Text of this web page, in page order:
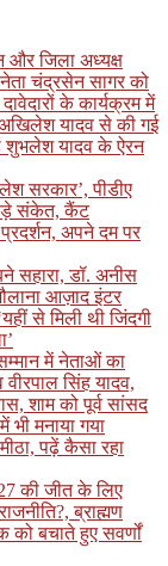
और जिला अध्यक्ष
चंद्रसेन सागर को
के कार्यक्रम में
यादव से की गई
शुभलेश यादव के ऐरन
सरकार’, पीडीए
संकेत, कैंट
अपने दम पर
सहारा, डॉ. अनीस
आज़ाद इंटर
से मिली थी जिंदगी
में नेताओं का
सिंह यादव,
शाम को पूर्व सांसद
भी मनाया गया
पढ़ें कैसा रहा
की जीत के लिए
ब्राह्मण
को बचाते हुए सवर्णों